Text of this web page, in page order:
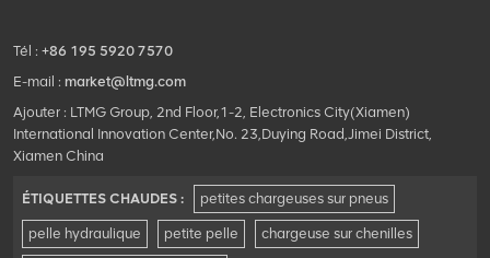
Tél : +86 195 5920 7570
E-mail : market@ltmg.com
Ajouter : LTMG Group, 2nd Floor,1-2, Electronics City(Xiamen)
International Innovation Center,No. 23,Duying Road,Jimei District,
Xiamen China
ÉTIQUETTES CHAUDES : petites chargeuses sur pneus
pelle hydraulique petite pelle chargeuse sur chenilles